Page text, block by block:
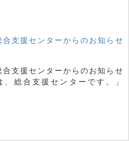
支援センターからのお知らせ
支援センターからのお知らせ
総合支援センターです。」